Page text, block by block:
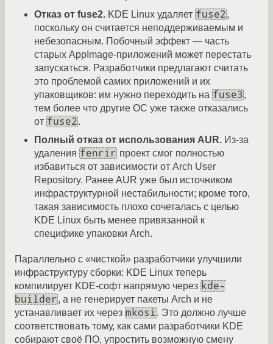
Отказ от fuse2. KDE Linux удаляет fuse2,
поскольку он считается неподдерживаемым и
небезопасным. Побочный эффект — часть
старых AppImage-приложений может перестать
запускаться. Разработчики предлагают считать
это проблемой самих приложений и их
упаковщиков: им нужно переходить на fuse3,
тем более что другие ОС уже также отказались
от fuse2.
Полный отказ от использования AUR. Из-за
удаления fenrir проект смог полностью
избавиться от зависимости от Arch User
Repository. Ранее AUR уже был источником
инфраструктурной нестабильности; кроме того,
такая зависимость плохо сочеталась с целью
KDE Linux быть менее привязанной к
специфике упаковки Arch.
Параллельно с «чисткой» разработчики улучшили
инфраструктуру сборки: KDE Linux теперь
компилирует KDE-софт напрямую через kde-
builder , а не генерирует пакеты Arch и не
устанавливает их через mkosi. Это должно лучше
соответствовать тому, как сами разработчики KDE
собирают своё ПО, упростить возможную смену